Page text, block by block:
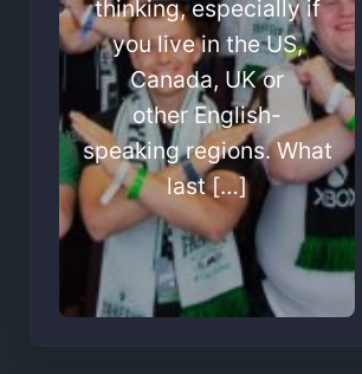
thinking, especially if
you live in the US,
Canada, UK or
other English-
speaking regions. What
last […]